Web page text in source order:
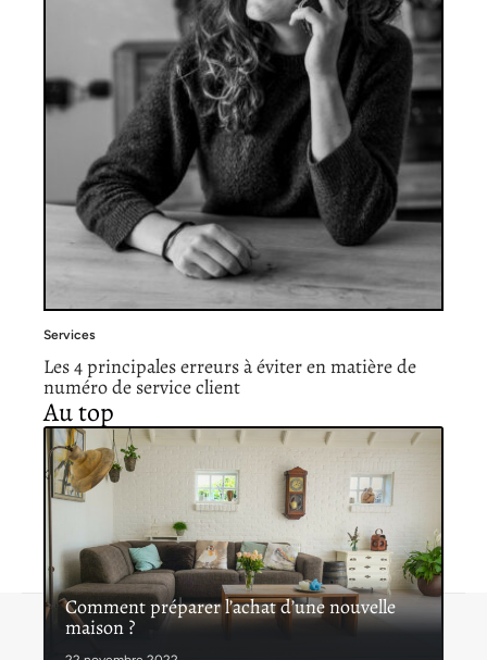
Services
Les 4 principales erreurs à éviter en matière de
numéro de service client
Au top
Comment préparer l’achat d’une nouvelle
maison ?Contact Mentions légales Sitemap